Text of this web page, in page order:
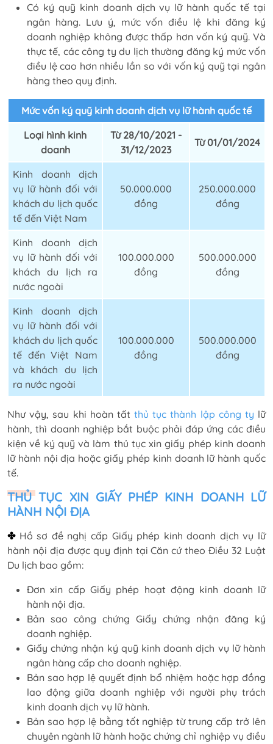
Có ký quỹ kinh doanh dịch vụ lữ hành quốc tế tại
ngân hàng. Lưu ý, mức vốn điều lệ khi đăng ký
doanh nghiệp không được thấp hơn vốn ký quỹ. Và
thực tế, các công ty du lịch thường đăng ký mức vốn
điều lệ cao hơn nhiều lần so với vốn ký quỹ tại ngân
hàng theo quy định.
Mức vốn ký quỹ kinh doanh dịch vụ lữ hành quốc tế
Loại hình kinh
doanh
Từ 28/10/2021 -
31/12/2023
Từ 01/01/2024
Kinh doanh dịch
vụ lữ hành đối với
khách du lịch quốc
tế đến Việt Nam
50.000.000
đồng
250.000.000
đồng
Kinh doanh dịch
vụ lữ hành đối với
khách du lịch ra
nước ngoài
100.000.000
đồng
500.000.000
đồng
Kinh doanh dịch
vụ lữ hành đối với
khách du lịch quốc
tế đến Việt Nam
và khách du lịch
ra nước ngoài
100.000.000
đồng
500.000.000
đồng
Như vậy, sau khi hoàn tất thủ tục thành lập công ty lữ
hành, thì doanh nghiệp bắt buộc phải đáp ứng các điều
kiện về ký quỹ và làm thủ tục xin giấy phép kinh doanh
lữ hành nội địa hoặc giấy phép kinh doanh lữ hành quốc
tế.
THỦ TỤC XIN GIẤY PHÉP KINH DOANH LỮ
HÀNH NỘI ĐỊA
✤ Hồ sơ đề nghị cấp Giấy phép kinh doanh dịch vụ lữ
hành nội địa được quy định tại Căn cứ theo Điều 32 Luật
Du lịch bao gồm:
Đơn xin cấp Giấy phép hoạt động kinh doanh lữ
hành nội địa.
Bản sao công chứng Giấy chứng nhận đăng ký
doanh nghiệp.
Giấy chứng nhận ký quỹ kinh doanh dịch vụ lữ hành
ngân hàng cấp cho doanh nghiệp.
Bản sao hợp lệ quyết định bổ nhiệm hoặc hợp đồng
lao động giữa doanh nghiệp với người phụ trách
kinh doanh dịch vụ lữ hành.
Bản sao hợp lệ bằng tốt nghiệp từ trung cấp trở lên
chuyên ngành lữ hành hoặc chứng chỉ nghiệp vụ điều